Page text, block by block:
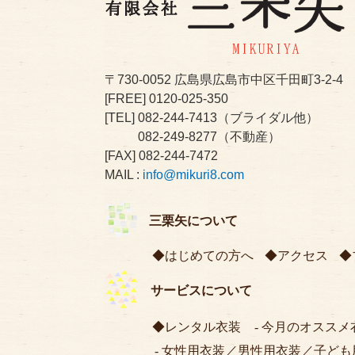
〒730-0052 広島県広島市中区千田町3-2-4
[FREE] 0120-025-350
[TEL] 082-244-7413 （ブライダル他）
082-249-8277 （不動産）
[FAX] 082-244-7472
MAIL : info@mikuri8.com
三栗矢について
はじめての方へ アクセス
サービスについて
レンタル衣装
今月のオススメ
女性用衣装 ／男性用衣装 ／子ども